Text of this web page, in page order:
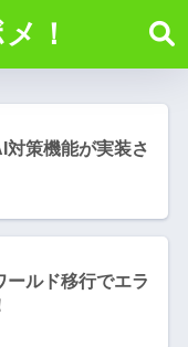
！
対策機能が実装さ
ールド移行でエラ